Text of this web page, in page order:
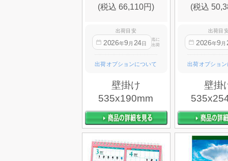
(税込 66,110円)
出荷目安
2026年9 月 24日
迄に
出荷
出荷オプションについて
壁掛け
535x190mm
(税込
出荷目
2026年9 月
出荷オプショ
壁掛